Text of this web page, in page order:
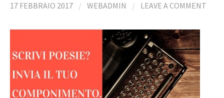
17 FEBBRAIO 2017 / WEBADMIN / LEAVE A COMMENT